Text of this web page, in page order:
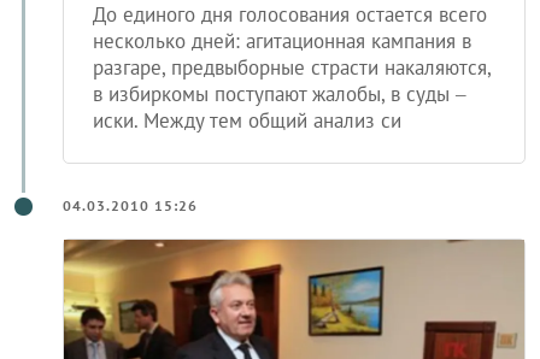
До единого дня голосования остается всего
несколько дней: агитационная кампания в
разгаре, предвыборные страсти накаляются,
в избиркомы поступают жалобы, в суды –
иски. Между тем общий анализ си
04.03.2010 15:26